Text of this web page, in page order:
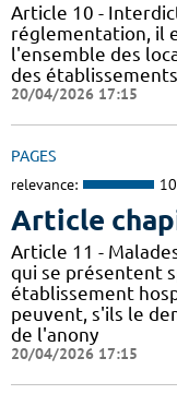
Article 10 -
réglementation, il
l'ensemble des
des
20/04/2026 17:15
PAGES
relevance:
Article
Article 11 -
qui se présentent
établissement
peuvent, s'ils le
de l'anony
20/04/2026 17:15